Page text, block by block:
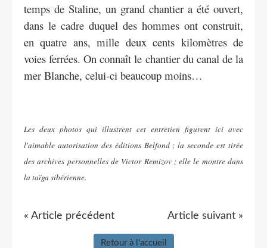
temps de Staline, un grand chantier a été ouvert,
dans le cadre duquel des hommes ont construit,
en quatre ans, mille deux cents kilomètres de
voies ferrées. On connaît le chantier du canal de la
mer Blanche, celui-ci beaucoup moins…
Les deux photos qui illustrent cet entretien figurent ici avec
l'aimable autorisation des éditions Belfond ; la seconde est tirée
des archives personnelles de Victor Remizov ; elle le montre dans
la taïga sibérienne.
« Article précédent Article suivant »
Retour à l'accueil